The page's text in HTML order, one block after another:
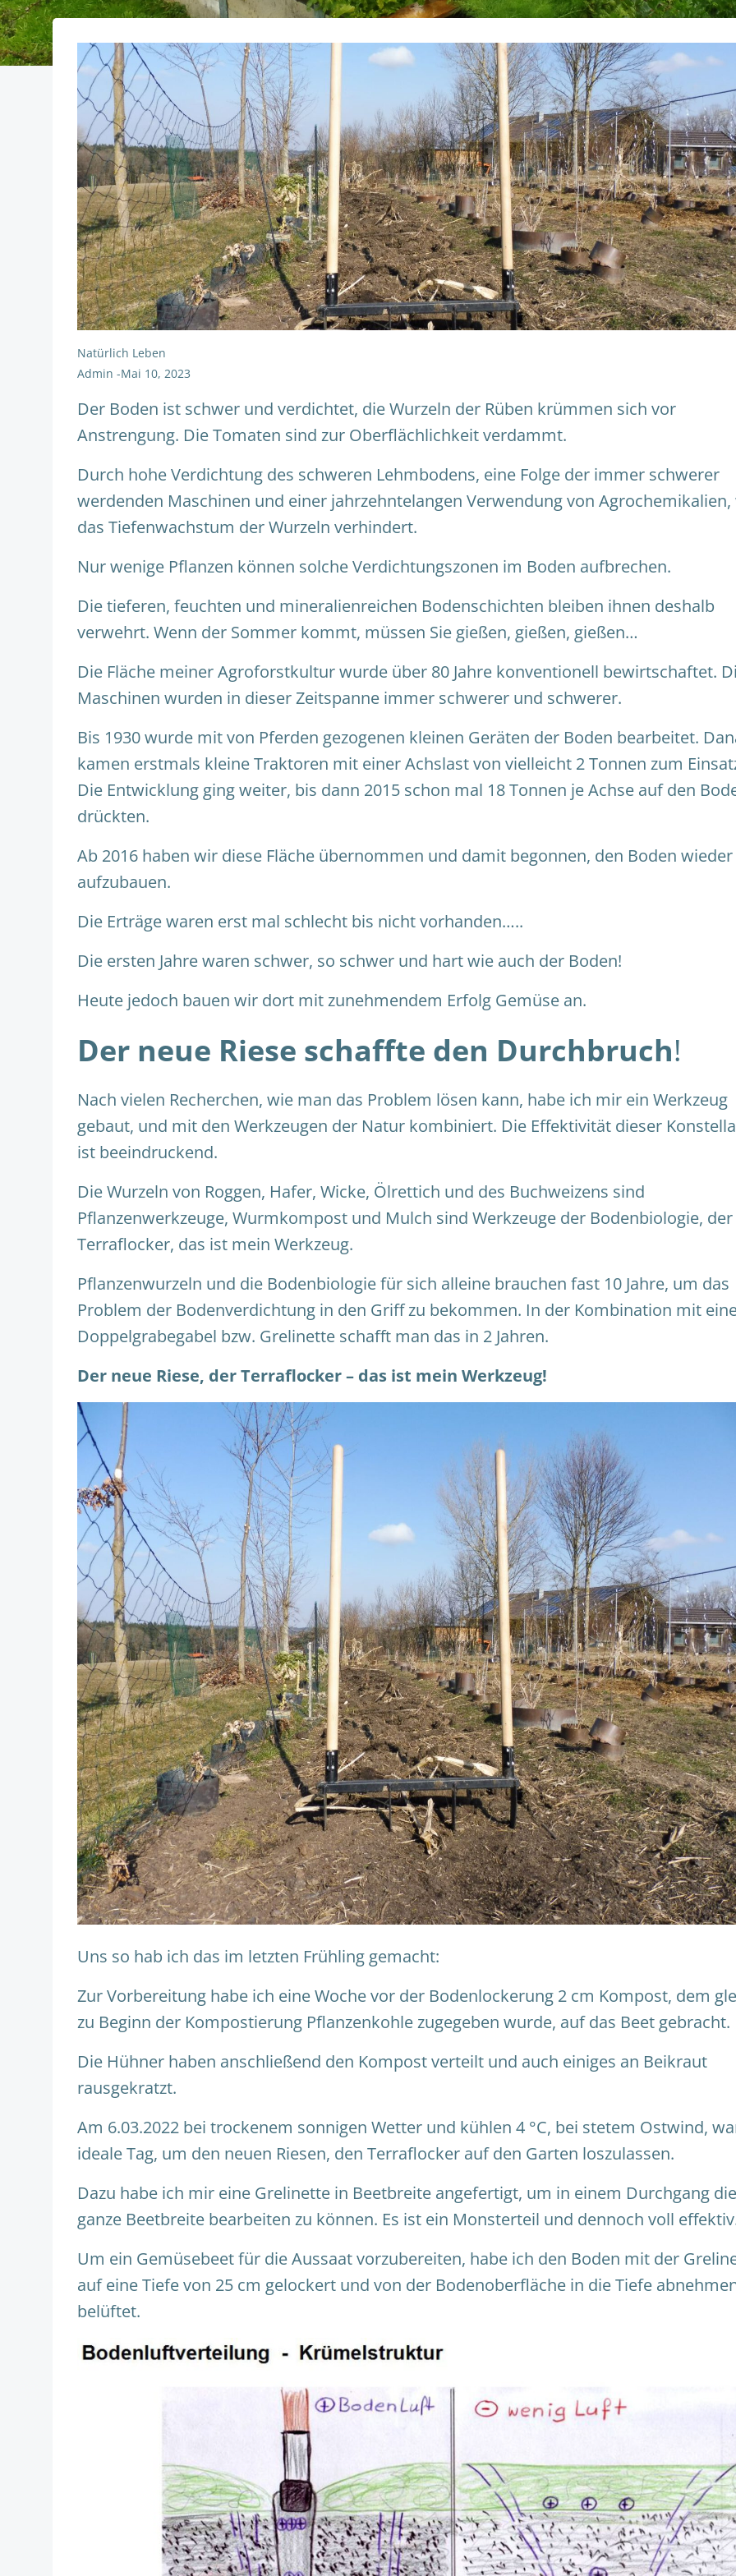
Natürlich Leben
Admin -Mai 10, 2023
Der Boden ist schwer und verdichtet, die Wurzeln der Rüben krümmen sich vor
Anstrengung. Die Tomaten sind zur Oberflächlichkeit verdammt.
Durch hohe Verdichtung des schweren Lehmbodens, eine Folge der immer schwerer
werdenden Maschinen und einer jahrzehntelangen Verwendung von
das Tiefenwachstum der Wurzeln verhindert.
Nur wenige Pflanzen können solche Verdichtungszonen im Boden aufbrechen.
Die tieferen, feuchten und mineralienreichen Bodenschichten bleiben ihnen deshalb
verwehrt. Wenn der Sommer kommt, müssen Sie gießen, gießen, gießen…
Die Fläche meiner Agroforstkultur wurde über 80 Jahre konventionell bewirtschaftet.
Maschinen wurden in dieser Zeitspanne immer schwerer und schwerer.
Bis 1930 wurde mit von Pferden gezogenen kleinen Geräten der Boden bearbeitet.
kamen erstmals kleine Traktoren mit einer Achslast von vielleicht 2 Tonnen zum
Die Entwicklung ging weiter, bis dann 2015 schon mal 18 Tonnen je Achse auf den
drückten.
Ab 2016 haben wir diese Fläche übernommen und damit begonnen, den Boden wieder
aufzubauen.
Die Erträge waren erst mal schlecht bis nicht vorhanden…..
Die ersten Jahre waren schwer, so schwer und hart wie auch der Boden!
Heute jedoch bauen wir dort mit zunehmendem Erfolg Gemüse an.
Der neue Riese schaffte den Durchbruch!
Nach vielen Recherchen, wie man das Problem lösen kann, habe ich mir ein Werkzeug
gebaut, und mit den Werkzeugen der Natur kombiniert. Die Effektivität dieser
ist beeindruckend.
Die Wurzeln von Roggen, Hafer, Wicke, Ölrettich und des Buchweizens sind
Pflanzenwerkzeuge, Wurmkompost und Mulch sind Werkzeuge der Bodenbiologie, der
Terraflocker, das ist mein Werkzeug.
Pflanzenwurzeln und die Bodenbiologie für sich alleine brauchen fast 10 Jahre, um das
Problem der Bodenverdichtung in den Griff zu bekommen. In der Kombination mit
Doppelgrabegabel bzw. Grelinette schafft man das in 2 Jahren.
Der neue Riese, der Terraflocker – das ist mein Werkzeug!
Uns so hab ich das im letzten Frühling gemacht:
Zur Vorbereitung habe ich eine Woche vor der Bodenlockerung 2 cm Kompost, dem
zu Beginn der Kompostierung Pflanzenkohle zugegeben wurde, auf das Beet gebracht.
Die Hühner haben anschließend den Kompost verteilt und auch einiges an Beikraut
rausgekratzt.
Am 6.03.2022 bei trockenem sonnigen Wetter und kühlen 4 °C, bei stetem Ostwind,
ideale Tag, um den neuen Riesen, den Terraflocker auf den Garten loszulassen.
Dazu habe ich mir eine Grelinette in Beetbreite angefertigt, um in einem Durchgang die
ganze Beetbreite bearbeiten zu können. Es ist ein Monsterteil und dennoch voll
Um ein Gemüsebeet für die Aussaat vorzubereiten, habe ich den Boden mit der
auf eine Tiefe von 25 cm gelockert und von der Bodenoberfläche in die Tiefe
belüftet.